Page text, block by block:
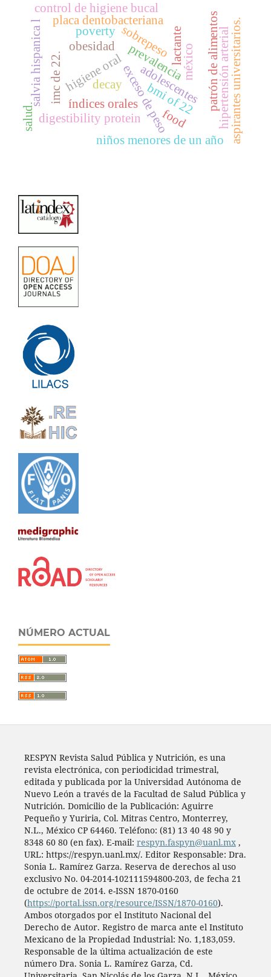
lactante
prevalencia
exceso de peso
sobrepeso
obesidad
niños menores de un año
placa dentobacteriana
control de higiene bucal
adolescentes
higiene oral
índices orales
decay
salvia hispanica l
digestibility protein
patrón de alimentosaspirantes universitarios.
bmi of 22
imc de 22. méxico
food
poverty hipertensión arterial
salud.
NÚMERO ACTUAL
RESPYN Revista Salud Pública y Nutrición, es una
revista electrónica, con periodicidad trimestral,
editada y publicada por la Universidad Autónoma de
Nuevo León a través de la Facultad de Salud Pública y
Nutrición. Domicilio de la Publicación: Aguirre
Pequeño y Yuriria, Col. Mitras Centro, Monterrey,
N.L., México CP 64460. Teléfono: (81) 13 40 48 90 y
8348 60 80 (en fax). E-mail: respyn.faspyn@uanl.mx,
URL: https://respyn.uanl.mx/. Editor Responsable: Dra.
Sonia L. Ramírez Garza. Reserva de derechos al uso
exclusivo No. 04-2014-102111594800-203, de fecha 21
de octubre de 2014. e-ISSN 1870-0160
(https://portal.issn.org/resource/ISSN/1870-0160).
Ambos otorgados por el Instituto Nacional del
Derecho de Autor. Registro de marca ante el Instituto
Mexicano de la Propiedad Industrial: No. 1,183,059.
Responsable de la última actualización de este
número Dra. Sonia L. Ramírez Garza, Cd.